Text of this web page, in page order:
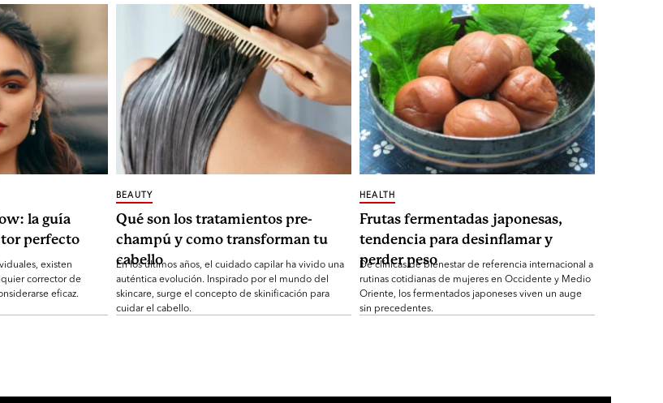
la guía
perfecto
existen
corrector de
eficaz.
Qué son los tratamientos pre-
champú y como transforman tu
cabello
BEAUTY
En los últimos años, el cuidado capilar ha vivido una
auténtica evolución. Inspirado por el mundo del
skincare, surge el concepto de skinificación para
cuidar el cabello.
Frutas fermentadas japonesas,
tendencia para desinflamar y
perder peso
HEALTH
De clínicas de bienestar de referencia internacional a
rutinas cotidianas de mujeres en Occidente y Medio
Oriente, los fermentados japoneses viven un auge
sin precedentes.